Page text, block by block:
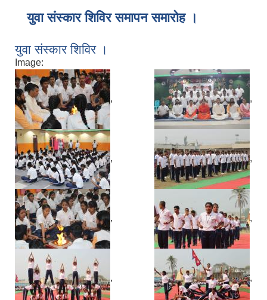
युवा संस्कार शिविर समापन समारोह ।
युवा संस्कार शिविर ।
Image:
, ,
, ,
, ,
, ,